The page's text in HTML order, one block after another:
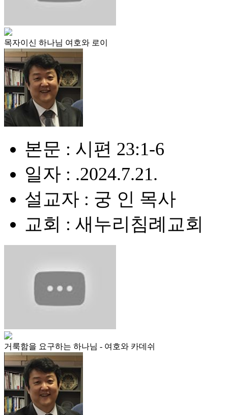
목자이신 하나님 여호와 로이
본문 : 시편 23:1-6
일자 : .2024.7.21.
설교자 : 궁 인 목사
교회 : 새누리침례교회
거룩함을 요구하는 하나님 - 여호와 카데쉬